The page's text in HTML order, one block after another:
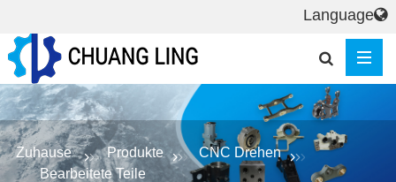
Zuhause Produkte
CNC Drehen
Bearbeitete Teile
Language